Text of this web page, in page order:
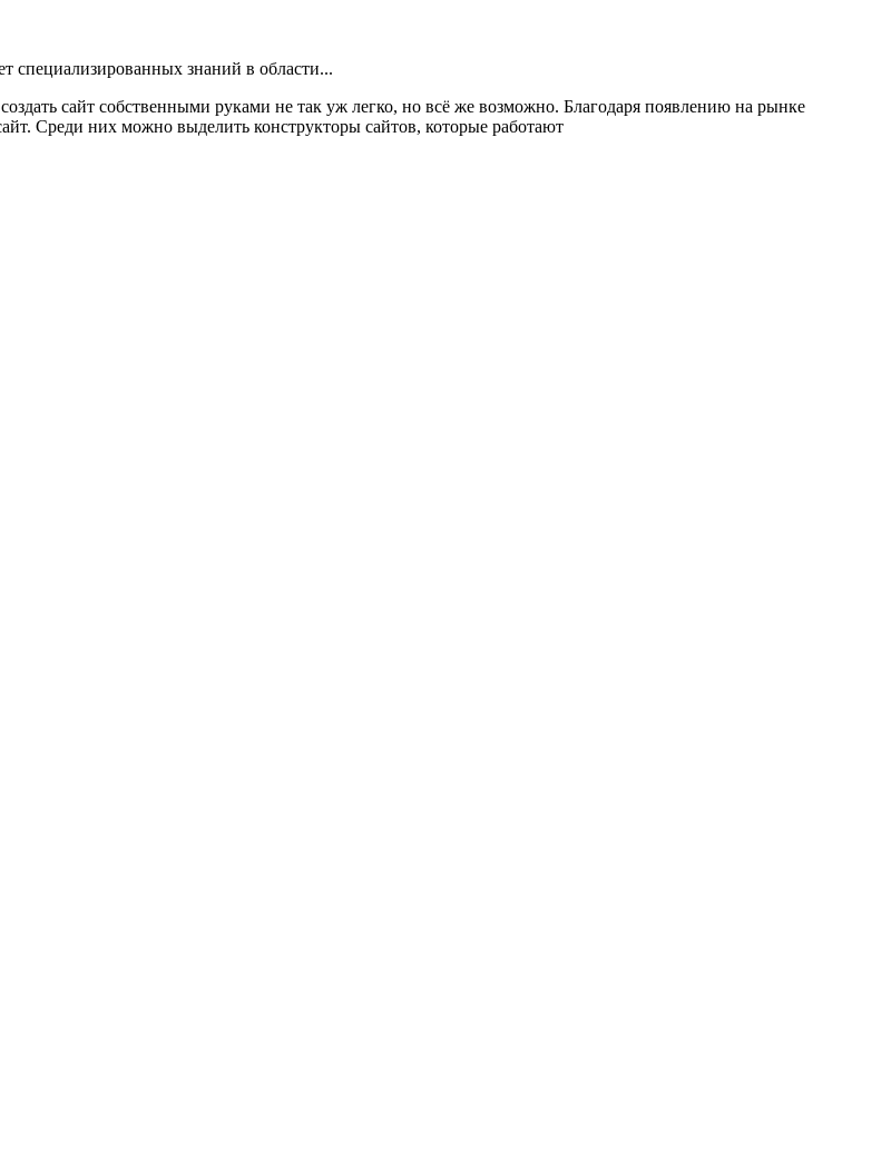
сайт собственными руками не так уж легко, но всё же возможно. Благодаря появлению на рынке
Среди них можно выделить конструкторы сайтов, которые работают